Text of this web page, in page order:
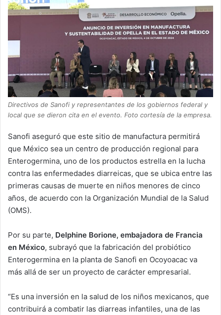
Directivos de Sanofi y representantes de los gobiernos federal y
local que se dieron cita en el evento. Foto cortesía de la empresa.
Sanofi aseguró que este sitio de manufactura permitirá
que México sea un centro de producción regional para
Enterogermina, uno de los productos estrella en la lucha
contra las enfermedades diarreicas, que se ubica entre las
primeras causas de muerte en niños menores de cinco
años, de acuerdo con la Organización Mundial de la Salud
(OMS).
Por su parte, Delphine Borione, embajadora de Francia
en México, subrayó que la fabricación del probiótico
Enterogermina en la planta de Sanofi en Ocoyoacac va
más allá de ser un proyecto de carácter empresarial.
“Es una inversión en la salud de los niños mexicanos, que
contribuirá a combatir las diarreas infantiles, una de las